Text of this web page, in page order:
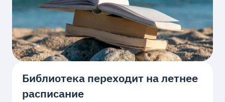
Библиотека переходит на летнее
расписание